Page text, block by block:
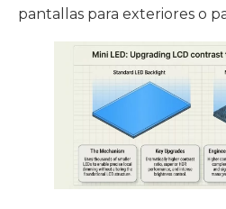
pantallas para exteriores o